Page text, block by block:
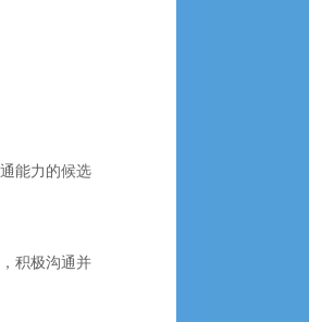
能力的候选
积极沟通并